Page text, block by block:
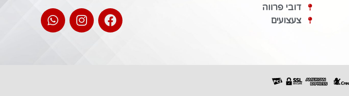
דובי פרווה
צעצועים